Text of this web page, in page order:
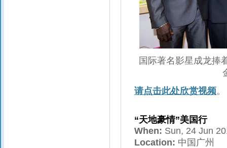
国际著名影星成龙捧
请点击此处欣赏视频。
“天地豪情”美国行
When: Sun, 24 Jun
Location: 中国广州